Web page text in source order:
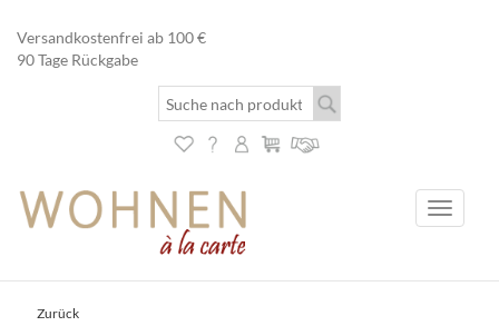
Versandkostenfrei ab 100 €
90 Tage Rückgabe
Toggle
Zurück